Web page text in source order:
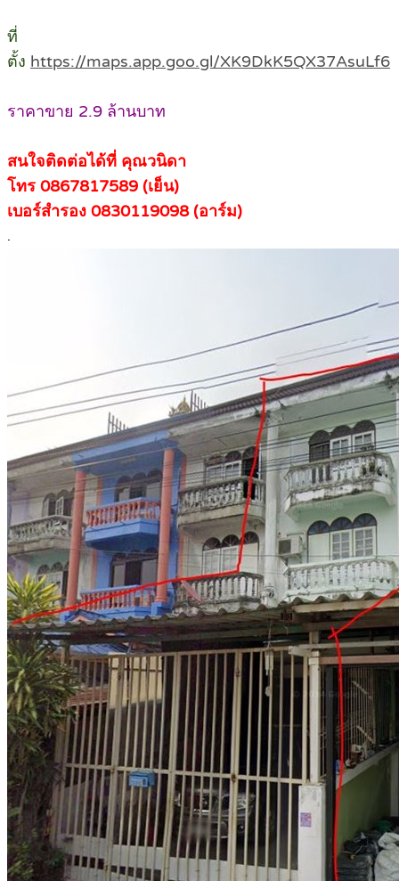
ที่
ตั้ง https://maps.app.goo.gl/XK9DkK5QX37AsuLf6
ราคาขาย 2.9 ล้านบาท
สนใจติดต่อได้ที่ คุณวนิดา
โทร 0867817589 (เย็น)
เบอร์สำรอง 0830119098 (อาร์ม)
.